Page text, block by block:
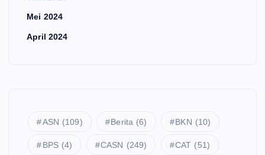
Mei 2024
April 2024
ASN (109) Berita (6) BKN (10)
BPS (4) CASN (249) CAT (51)